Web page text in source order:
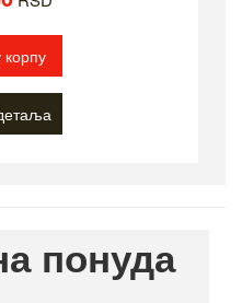
корпу
понуда